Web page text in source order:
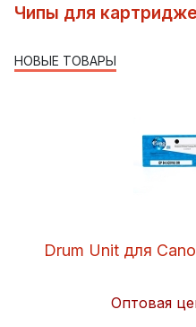
Чипы для
НОВЫЕ ТОВАРЫ
Drum Unit для
Оптовая